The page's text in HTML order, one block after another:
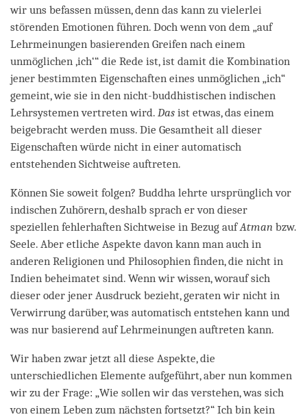
wir uns befassen müssen, denn das kann zu vielerlei
störenden Emotionen führen. Doch wenn von dem „auf
Lehrmeinungen basierenden Greifen nach einem
unmöglichen ‚ich‘“ die Rede ist, ist damit die Kombination
jener bestimmten Eigenschaften eines unmöglichen „ich“
gemeint, wie sie in den nicht-buddhistischen indischen
Lehrsystemen vertreten wird. Das ist etwas, das einem
beigebracht werden muss. Die Gesamtheit all dieser
Eigenschaften würde nicht in einer automatisch
entstehenden Sichtweise auftreten.
Können Sie soweit folgen? Buddha lehrte ursprünglich vor
indischen Zuhörern, deshalb sprach er von dieser
speziellen fehlerhaften Sichtweise in Bezug aufAtman bzw.
Seele. Aber etliche Aspekte davon kann man auch in
anderen Religionen und Philosophien finden, die nicht in
Indien beheimatet sind. Wenn wir wissen, worauf sich
dieser oder jener Ausdruck bezieht, geraten wir nicht in
Verwirrung darüber, was automatisch entstehen kann und
was nur basierend auf Lehrmeinungen auftreten kann.
Wir haben zwar jetzt all diese Aspekte, die
unterschiedlichen Elemente aufgeführt, aber nun kommen
wir zu der Frage: „Wie sollen wir das verstehen, was sich
von einem Leben zum nächsten fortsetzt?“ Ich bin kein